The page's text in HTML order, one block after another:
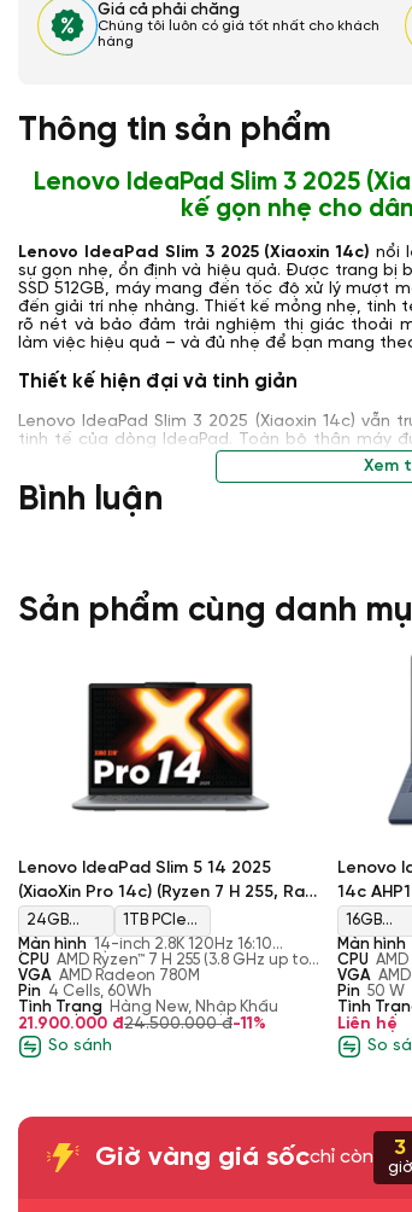
Giá cả phải chăng
Chúng tôi luôn có giá tốt nhất cho khách
hàng
Thông tin sản phẩm
Lenovo IdeaPad Slim 3 2025
kế gọn nhẹ cho
Lenovo IdeaPad Slim 3 2025 (Xiaoxin 14c) nổi
sự gọn nhẹ, ổn định và hiệu quả. Được trang bị
SSD 512GB, máy mang đến tốc độ xử lý mượt
đến giải trí nhẹ nhàng. Thiết kế mỏng nhẹ, tinh
rõ nét và bảo đảm trải nghiệm thị giác thoải
làm việc hiệu quả – và đủ nhẹ để bạn mang
Thiết kế hiện đại và tinh giản
Lenovo IdeaPad Slim 3 2025 (Xiaoxin 14c)
tinh tế của dòng IdeaPad. Toàn bộ thân máy
viền được cắt gọt tỉ mỉ giúp tổng thể trở nên
thiết. Trọng lượng chỉ khoảng 1.4kg, mang đến
chuyển.
vệ quyền riêng tư.
Xem
Bình luận
Sản phẩm cùng danh
Lenovo IdeaPad Slim 5 14 2025
(XiaoXin Pro 14c) (Ryzen 7 H 255, Ram
24GB, SSD 1TB, AMD Radeon 860M,
Màn 14'' 2.8K OLED 120Hz)
24GB
DDR5 5600
Mhz
1TB PCIe
Gen4 M.2
SSD
Màn hình 14-inch 2.8K 120Hz 16:10
(2880×1800), OLED, 120Hz ,600 nits, 100%
DCI-P3, HDR True Black 500
CPU AMD Ryzen™ 7 H 255 (3.8 GHz up to
4.9 GHz, 8 Cores, 16 Threads, 16MB
Cache)
VGA AMD Radeon 780M
Pin 4 Cells, 60Wh
Tình Trạng
Hàng New, Nhập Khẩu
21.900.000 đ24.500.000 đ-11%
So sánh
Lenovo
14c
16GB,
780M,
16GB
DDR5-
5600
Màn hình
touch,
NTSC,
CPU
threads, 3.3 GHz upto 5.1GHz, Upto 16MB
- 39 TOPS)
VGA
Pin 50 W
Tình
Liên hệ
So
Giờ vàng giá sốcchỉ còn 3
giờ